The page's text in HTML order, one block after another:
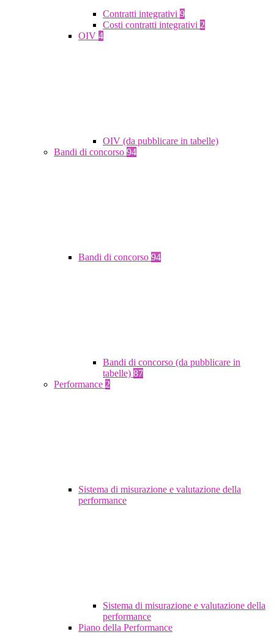
Contratti integrativi 9
Costi contratti integrativi 2
OIV 4
OIV (da pubblicare in tabelle)
Bandi di concorso 94
Bandi di concorso 94
Bandi di concorso (da pubblicare in
tabelle) 87
Performance 2
Sistema di misurazione e valutazione della
performance
Sistema di misurazione e valutazione della
performance
Piano della Performance